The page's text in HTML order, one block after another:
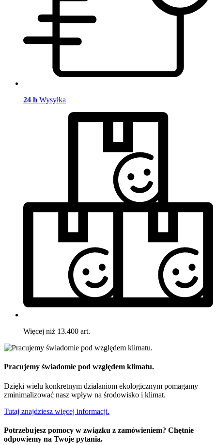
24 h Wysyłka
Więcej niż 13.400 art.
Pracujemy świadomie pod względem klimatu.
Dzięki wielu konkretnym działaniom ekologicznym pomagamy
zminimalizować nasz wpływ na środowisko i klimat.
Tutaj znajdziesz więcej informacji.
Potrzebujesz pomocy w związku z zamówieniem? Chętnie
odpowiemy na Twoje pytania.